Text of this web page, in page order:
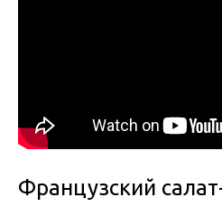
Французский